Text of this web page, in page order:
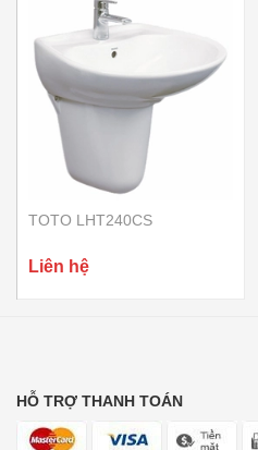
TOTO LHT240CS
Liên hệ
HỖ TRỢ THANH TOÁN